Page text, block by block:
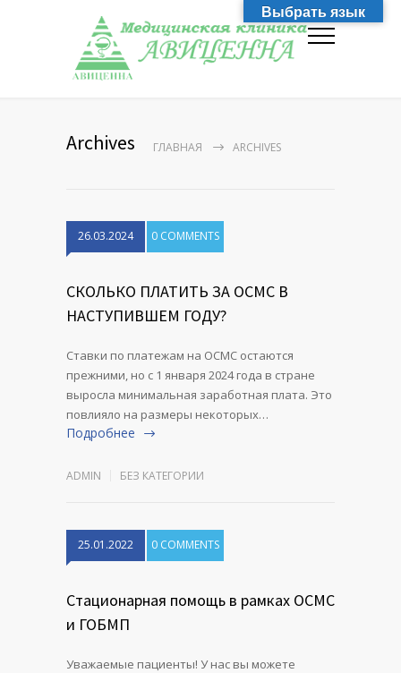
Archives ГЛАВНАЯ ARCHIVES
26.03.2024 0 COMMENTS
СКОЛЬКО ПЛАТИТЬ ЗА ОСМС В
НАСТУПИВШЕМ ГОДУ?
Ставки по платежам на ОСМС остаются
прежними, но с 1 января 2024 года в стране
выросла минимальная заработная плата. Это
повлияло на размеры некоторых…
Подробнее
ADMIN БЕЗ КАТЕГОРИИ
25.01.2022 0 COMMENTS
Стационарная помощь в рамках ОСМС
и ГОБМП
Уважаемые пациенты! У нас вы можете
Выбрать язык